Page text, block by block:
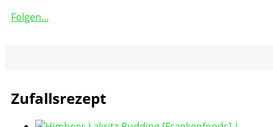
Folgen...
Zufallsrezept